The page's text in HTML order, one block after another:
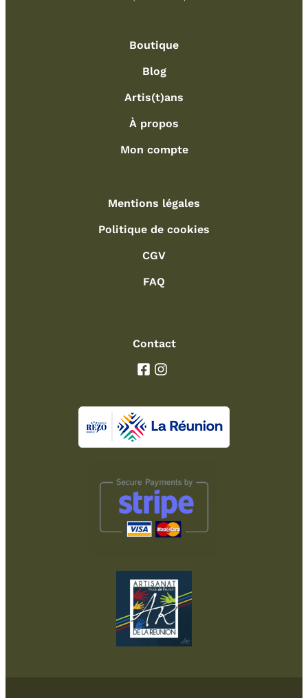
Boutique
Blog
Artis(t)ans
À propos
Mon compte
Mentions légales
Politique de cookies
CGV
FAQ
Contact